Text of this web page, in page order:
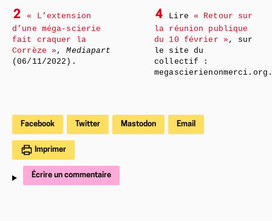
2
« L’extension
d’une méga-scierie
fait craquer la
Corrèze » ,Mediapart
(06/11/2022).
4 Lire « Retour sur
la réunion publique
du 10 février » , sur
le site du
collectif :
Facebook Twitter Mastodon Email
Imprimer
Écrire un commentaire